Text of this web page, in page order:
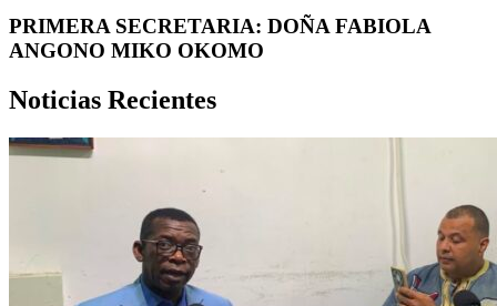
PRIMERA SECRETARIA: DOÑA FABIOLA
ANGONO MIKO OKOMO
Noticias Recientes